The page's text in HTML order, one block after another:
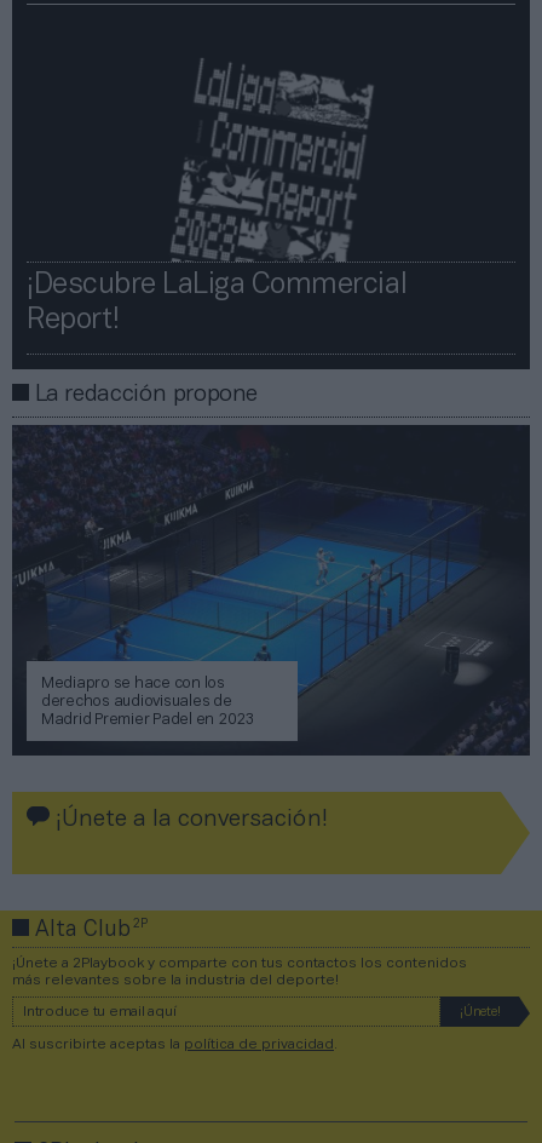
¡Descubre LaLiga Commercial
Report!​​
La redacción propone
Mediapro se hace con los
derechos audiovisuales de
Madrid Premier Padel en 2023
¡Únete a la conversación!
Alta Club2P
¡Únete a 2Playbook y comparte con tus contactos los contenidos
más relevantes sobre la industria del deporte!
Al suscribirte aceptas la política de privacidad